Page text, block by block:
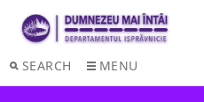
SEARCH MENU